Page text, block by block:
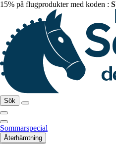
15% på flugprodukter med koden :
Sök
Sommarspecial
Återhämtning